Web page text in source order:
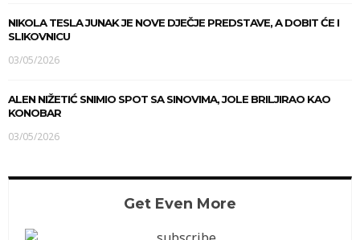
NIKOLA TESLA JUNAK JE NOVE DJEČJE PREDSTAVE, A DOBIT ĆE I
SLIKOVNICU
03/05/2026
ALEN NIŽETIĆ SNIMIO SPOT SA SINOVIMA, JOLE BRILJIRAO KAO
KONOBAR
03/05/2026
Get Even More